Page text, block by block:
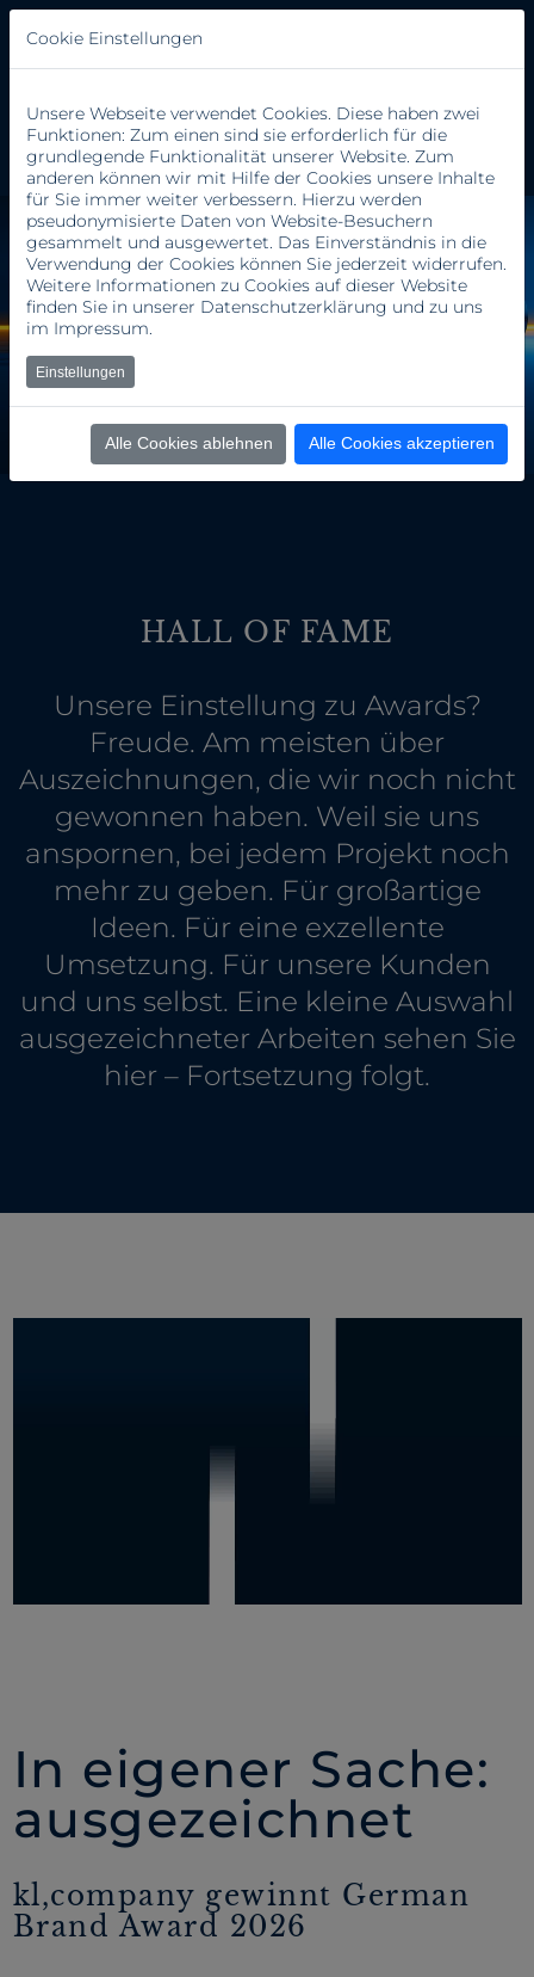
HALL OF FAME
Unsere Einstellung zu Awards?
Freude. Am meisten über
Auszeichnungen, die wir noch nicht
gewonnen haben. Weil sie uns
anspornen, bei jedem Projekt noch
mehr zu geben. Für großartige
Ideen. Für eine exzellente
Umsetzung. Für unsere Kunden
und uns selbst. Eine kleine Auswahl
ausgezeichneter Arbeiten sehen Sie
hier – Fortsetzung folgt.
In eigener Sache:
ausgezeichnet
kl,company gewinnt German
Brand Award 2026
Cookie Einstellungen
Unsere Webseite verwendet Cookies. Diese haben zwei
Funktionen: Zum einen sind sie erforderlich für die
grundlegende Funktionalität unserer Website. Zum
anderen können wir mit Hilfe der Cookies unsere Inhalte
für Sie immer weiter verbessern. Hierzu werden
pseudonymisierte Daten von Website-Besuchern
gesammelt und ausgewertet. Das Einverständnis in die
Verwendung der Cookies können Sie jederzeit widerrufen.
Weitere Informationen zu Cookies auf dieser Website
finden Sie in unserer Datenschutzerklärung und zu uns
im Impressum.
Einstellungen
Alle Cookies ablehnen Alle Cookies akzeptieren